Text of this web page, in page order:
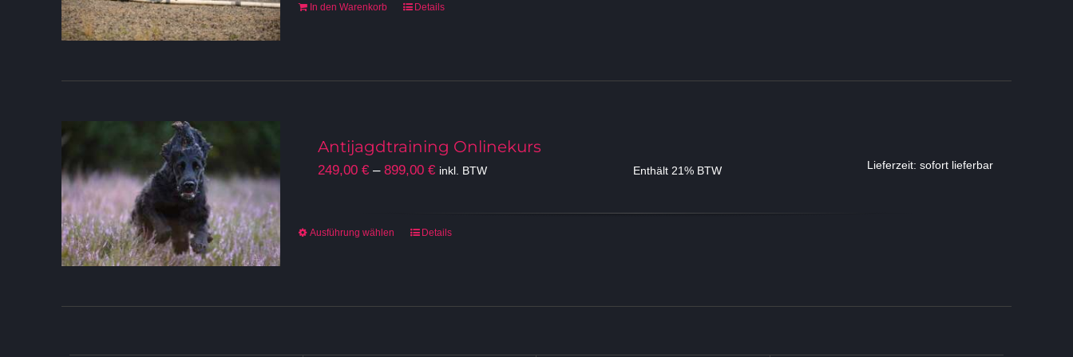
In den Warenkorb Details
Antijagdtraining Onlinekurs
249,00 € – 899,00 €Preisspanne:
inkl. BTW Enthält 21% BTW Lieferzeit: sofort lieferbar
Ausführung wählen
Dieses
Varianten
Details